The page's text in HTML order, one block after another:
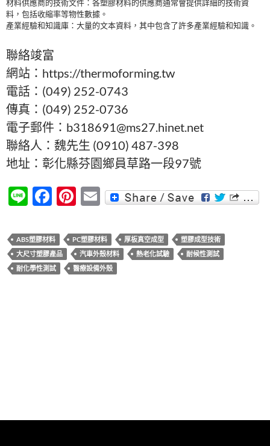
材料供應商的技術文件：各塑膠材料的供應商通常會提供詳細的技術資
料，包括收縮率等物性數據。
產業經驗和知識庫：大量的文本資料，其中包含了許多產業經驗和知識。
聯絡竣富
網站：https://thermoforming.tw
電話：(049) 252-0743
傳真：(049) 252-0736
電子郵件：b318691@ms27.hinet.net
聯絡人：魏先生 (0910) 487-398
地址：彰化縣芬園鄉員草路一段97號
Li
e
F
e
b
o
Pi
er
es
t
E
ail
ABS塑膠材料 PC塑膠材料 厚板真空成型
塑膠成型技術
大尺寸塑膠產品
汽車外殼材料 熱老化試驗
耐候性測試
耐化學性測試
醫療設備外殼